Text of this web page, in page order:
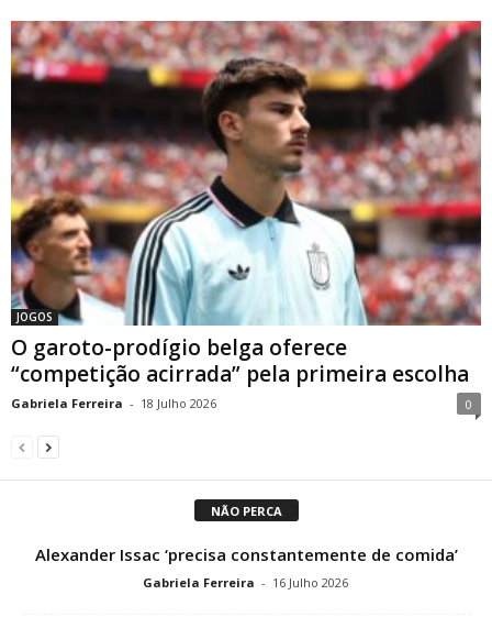
JOGOS
O garoto-prodígio belga oferece
“competição acirrada” pela primeira escolha
Gabriela Ferreira - 18 Julho 2026 0
NÃO PERCA
Alexander Issac ‘precisa constantemente de comida’
Gabriela Ferreira - 16 Julho 2026